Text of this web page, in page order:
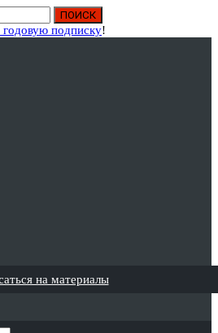
годовую подписку!
на материалы